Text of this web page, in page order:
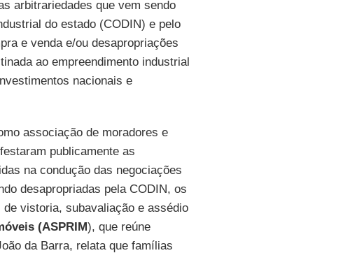
arbitrariedades que vem sendo
do estado (CODIN) e pelo
e venda e/ou desapropriações
ao empreendimento industrial
nacionais e
associação de moradores e
publicamente as
na condução das negociações
desapropriadas pela CODIN, os
vistoria, subavaliação e assédio
(ASPRIM), que reúne
da Barra, relata que famílias